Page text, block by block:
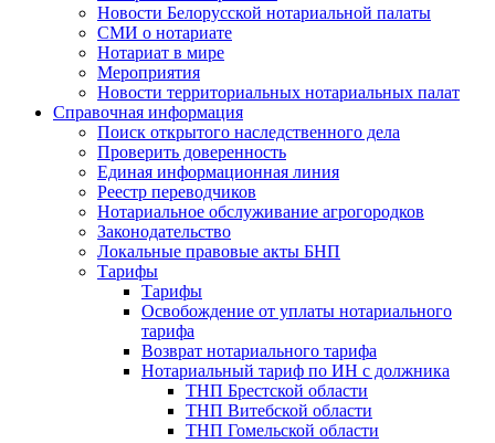
Новости Белорусской нотариальной палаты
СМИ о нотариате
Нотариат в мире
Мероприятия
Новости территориальных нотариальных палат
Справочная информация
Поиск открытого наследственного дела
Проверить доверенность
Единая информационная линия
Реестр переводчиков
Нотариальное обслуживание агрогородков
Законодательство
Локальные правовые акты БНП
Тарифы
Тарифы
Освобождение от уплаты нотариального
тарифа
Возврат нотариального тарифа
Нотариальный тариф по ИН с должника
ТНП Брестской области
ТНП Витебской области
ТНП Гомельской области